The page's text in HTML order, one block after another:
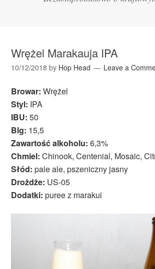
Wrężel Marakauja IPA
10/12/2018 by Hop Head Leave a
Browar: Wrężel
Styl: IPA
IBU: 50
Blg: 15,5
Zawartość alkoholu: 6,3%
Chmiel: Chinook, Centenial, Mosaic,
Słód: pale ale, pszeniczny jasny
Drożdże: US-05
Dodatki: puree z marakui